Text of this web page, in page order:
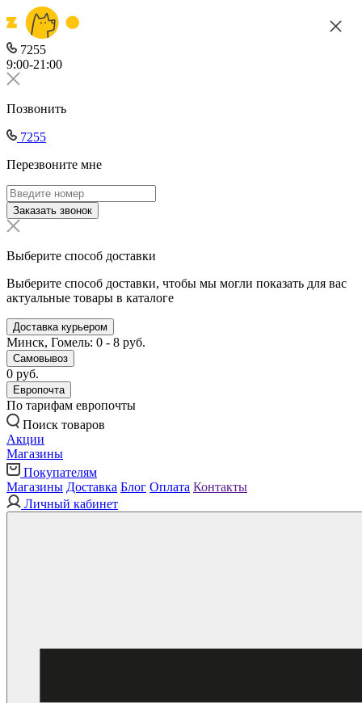
7255
9:00-21:00
Позвонить
7255
Перезвоните мне
Заказать звонок
Выберите способ доставки
Выберите способ доставки, чтобы мы могли показать для вас
актуальные товары в каталоге
Доставка курьером
Минск, Гомель: 0 - 8 руб.
Самовывоз
0 руб.
Европочта
По тарифам европочты
Поиск товаров
Акции
Магазины
Покупателям
Магазины Доставка Блог Оплата Контакты
Личный кабинет